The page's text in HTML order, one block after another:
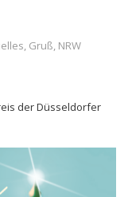
, Gruß, NRW
der Düsseldorfer